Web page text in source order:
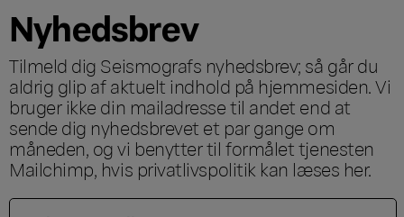
Nyhedsbrev
Tilmeld dig Seismografs nyhedsbrev; så går du
aldrig glip af aktuelt indhold på hjemmesiden. Vi
bruger ikke din mailadresse til andet end at
sende dig nyhedsbrevet et par gange om
måneden, og vi benytter til formålet tjenesten
Mailchimp, hvis privatlivspolitik kan læses her.